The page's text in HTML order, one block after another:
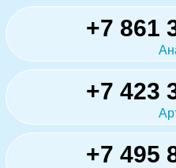
+7 861
+7 423
+7 495